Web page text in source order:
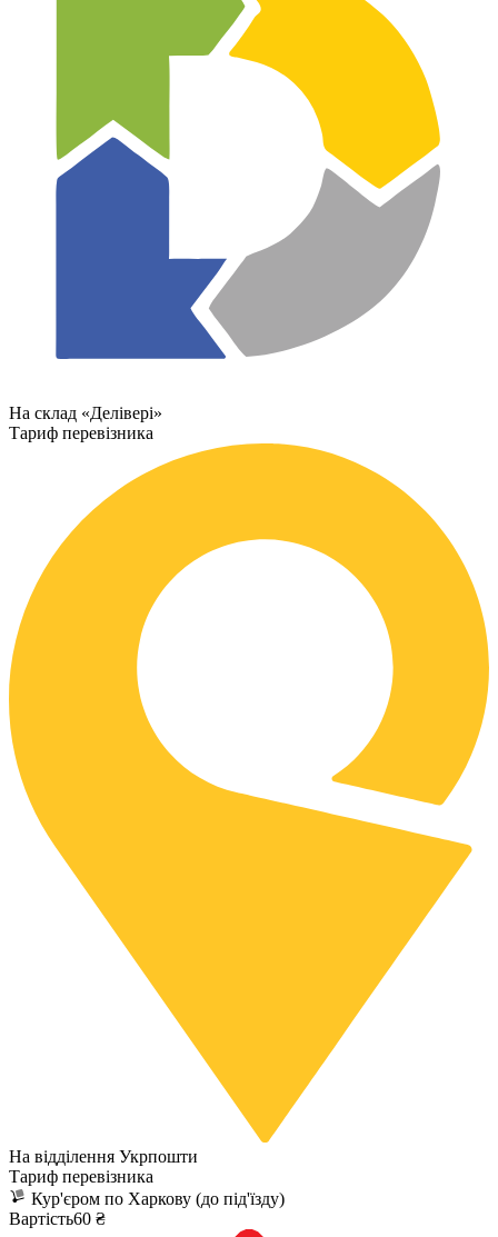
На склад «Делівері»
Тариф перевізника
На відділення Укрпошти
Тариф перевізника
Кур'єром по Харкову (до під'їзду)
Вартість60 ₴